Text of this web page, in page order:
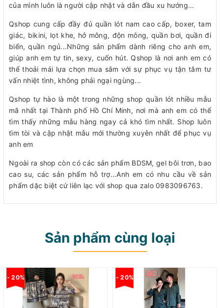
của mình luôn là người cập nhật và dẫn đầu xu hướng...
Qshop cung cấp đầy đủ quần lót nam cao cấp, boxer, tam
giác, bikini, lọt khe, hở mông, độn mông, quần bơi, quần đi
biển, quần ngủ...Những sản phẩm dành riêng cho anh em,
giúp anh em tự tin, sexy, cuốn hút. Qshop là nơi anh em có
thể thoải mái lựa chọn mua sắm với sự phục vụ tận tâm tư
vấn nhiệt tình, không phải ngại ngùng...
Qshop tự hào là một trong những shop quần lót nhiều mẫu
mã nhất tại Thành phố Hồ Chí Minh, nơi mà anh em có thể
tìm thấy những mẫu hàng ngay cả khó tìm nhất. Shop luôn
tìm tòi và cập nhật mẫu mới thường xuyên nhất để phục vụ
anh em
Ngoài ra shop còn có các sản phẩm BDSM, gel bôi trơn, bao
cao su, các sản phẩm hỗ trợ...Anh em có nhu cầu về sản
phẩm dặc biệt cứ liên lạc với shop qua zalo 0983096763.
Sản phẩm cùng loại
- 20% - 20%